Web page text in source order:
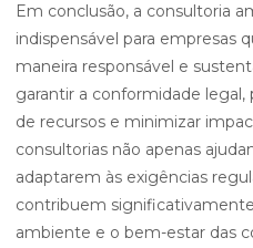
Em conclusão, a consultoria
indispensável para empresas
maneira responsável e
garantir a conformidade
de recursos e minimizar
consultorias não apenas
adaptarem às exigências
contribuem
ambiente e o bem-estar das